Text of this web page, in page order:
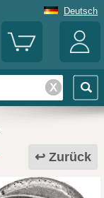
Deutsch
Zurück